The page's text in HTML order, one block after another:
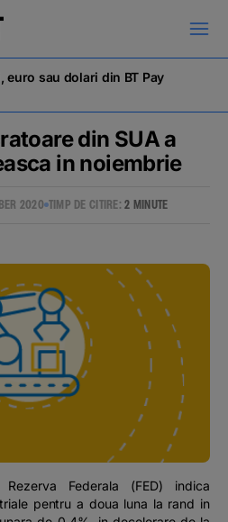
euro sau dolari din BT Pay
din SUA a
in noiembrie
2020 TIMP DE CITIRE:2 MINUTE
Federala (FED) indica
pentru a doua luna la rand in